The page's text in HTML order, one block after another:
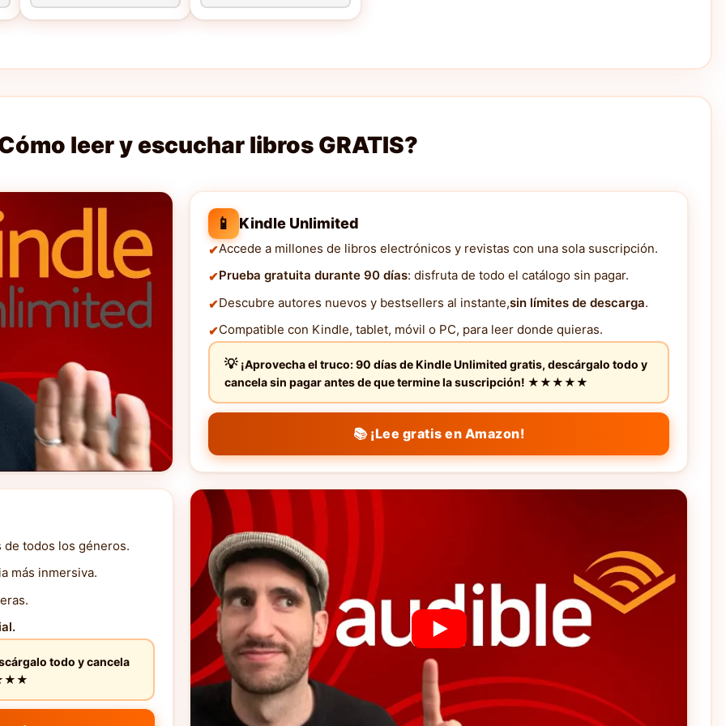
leer y escuchar libros GRATIS?
📱 Kindle Unlimited
Accede a millones de libros electrónicos y revistas con una sola suscripción.
Prueba gratuita durante 90 días: disfruta de todo el catálogo sin pagar.
Descubre autores nuevos y bestsellers al instante,sin límites de descarga.
Compatible con Kindle, tablet, móvil o PC, para leer donde quieras.
¡Aprovecha el truco: 90 días de Kindle Unlimited gratis, descárgalo todo y
cancela sin pagar antes de que termine la suscripción! ★★★★★
📚 ¡Lee gratis en Amazon!
de todos los géneros.
más inmersiva.
todo y cancela